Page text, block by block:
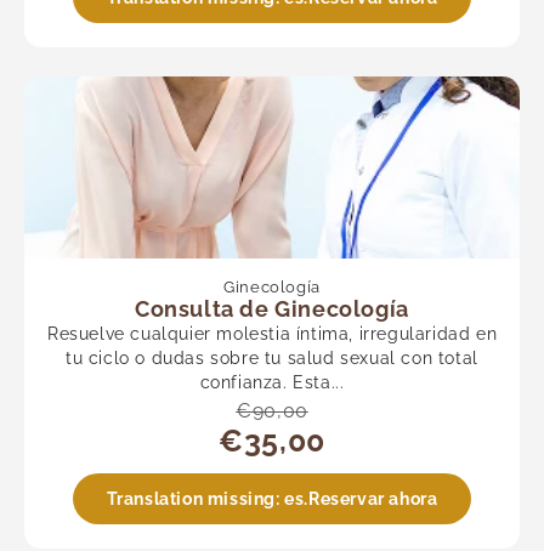
Ginecología
Consulta de Ginecología
Resuelve cualquier molestia íntima, irregularidad en
tu ciclo o dudas sobre tu salud sexual con total
confianza. Esta...
€90,00
€35,00
Translation missing: es.Reservar ahora